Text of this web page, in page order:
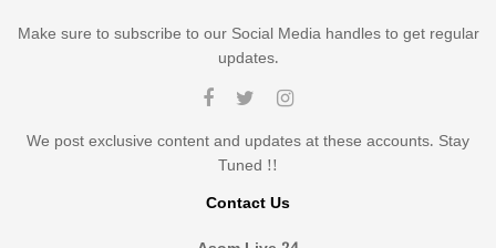
Make sure to subscribe to our Social Media handles to get regular
updates.
We post exclusive content and updates at these accounts. Stay
Tuned !!
Contact Us